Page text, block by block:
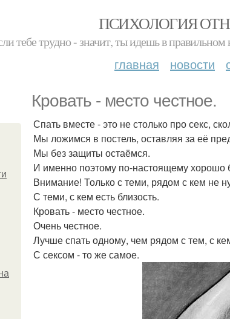
ПСИХОЛОГИЯ
тебе трудно - значит, ты идешь в
главная новости
Кровать - место честное.
Спать вместе - это не столько про секс,
Мы ложимся в постель, оставляя за её
Мы без защиты остаёмся.
И именно поэтому по-настоящему хорошо
Внимание! Только с теми, рядом с кем не
С теми, с кем есть близость.
Кровать - место честное.
Очень честное.
Лучше спать одному, чем рядом с тем, с
С сексом - то же самое.